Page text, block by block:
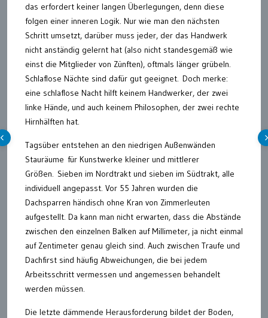
das erfordert keiner langen Überlegungen, denn diese
folgen einer inneren Logik. Nur wie man den nächsten
Schritt umsetzt, darüber muss jeder, der das Handwerk
nicht anständig gelernt hat (also nicht standesgemäß wie
einst die Mitglieder von Zünften), oftmals länger grübeln.
Schlaflose Nächte sind dafür gut geeignet. Doch merke:
eine schlaflose Nacht hilft keinem Handwerker, der zwei
linke Hände, und auch keinem Philosophen, der zwei rechte
Hirnhälften hat.
Tagsüber entstehen an den niedrigen Außenwänden
Stauräume für Kunstwerke kleiner und mittlerer
Größen. Sieben im Nordtrakt und sieben im Südtrakt, alle
individuell angepasst. Vor 55 Jahren wurden die
Dachsparren händisch ohne Kran von Zimmerleuten
aufgestellt. Da kann man nicht erwarten, dass die Abstände
zwischen den einzelnen Balken auf Millimeter, ja nicht einmal
auf Zentimeter genau gleich sind. Auch zwischen Traufe und
Dachfirst sind häufig Abweichungen, die bei jedem
Arbeitsschritt vermessen und angemessen behandelt
werden müssen.
Die letzte dämmende Herausforderung bildet der Boden,